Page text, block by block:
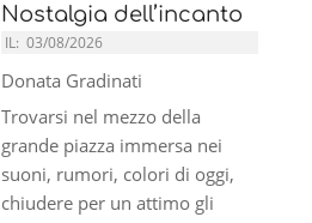
Nostalgia dell’incanto
IL: 03/08/2026
Donata Gradinati
Trovarsi nel mezzo della
grande piazza immersa nei
suoni, rumori, colori di oggi,
chiudere per un attimo gli